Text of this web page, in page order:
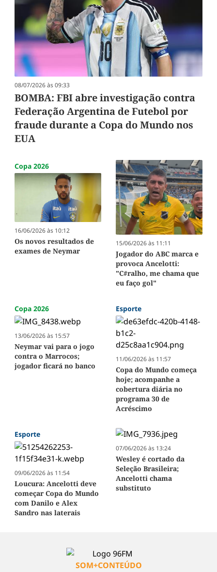
08/07/2026 às 09:33
BOMBA: FBI abre investigação contra
Federação Argentina de Futebol por
fraude durante a Copa do Mundo nos
EUA
Copa 2026
16/06/2026 às 10:12
Os novos resultados de
exames de Neymar
15/06/2026 às 11:11
Jogador do ABC marca e
provoca Ancelotti:
"C#ralho, me chama que
eu faço gol"
Copa 2026
13/06/2026 às 15:57
Neymar vai para o jogo
contra o Marrocos;
jogador ficará no banco
Esporte
11/06/2026 às 11:57
Copa do Mundo começa
hoje; acompanhe a
cobertura diária no
programa 30 de
Acréscimo
Esporte
09/06/2026 às 11:54
Loucura: Ancelotti deve
começar Copa do Mundo
com Danilo e Alex
Sandro nas laterais
07/06/2026 às 13:24
Wesley é cortado da
Seleção Brasileira;
Ancelotti chama
substituto
SOM+CONTEÚDO